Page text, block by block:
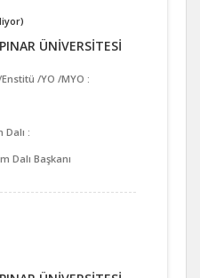
ÜNİVERSİTESİ
/YO /MYO :
Dalı :
Dalı Başkanı